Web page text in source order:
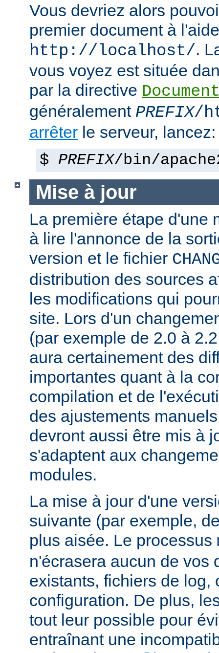
Vous devriez alors
premier document à
http://localhost/.
vous voyez est située
par la directive
généralement PREFIX/
arrêter le serveur, lancez:
$ PREFIX/bin/
Mise à jour
La première étape d'une
à lire l'annonce de la
version et le fichier
distribution des sources
les modifications qui
site. Lors d'un
(par exemple de 2.0 à
aura certainement des
importantes quant à la
compilation et de
des ajustements
devront aussi être mis à
s'adaptent aux
modules.
La mise à jour d'une
suivante (par exemple,
plus aisée. Le processus
n'écrasera aucun de vos
existants, fichiers de log,
configuration. De plus,
tout leur possible pour
entraînant une